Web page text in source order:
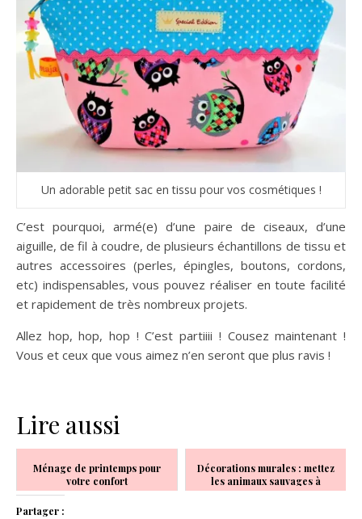
Un adorable petit sac en tissu pour vos cosmétiques !
C’est pourquoi, armé(e) d’une paire de ciseaux, d’une
aiguille, de fil à coudre, de plusieurs échantillons de tissu et
autres accessoires (perles, épingles, boutons, cordons,
etc) indispensables, vous pouvez réaliser en toute facilité
et rapidement de très nombreux projets.
Allez hop, hop, hop ! C’est partiiii ! Cousez maintenant !
Vous et ceux que vous aimez n’en seront que plus ravis !
Lire aussi
Ménage de printemps pour
votre confort
Décorations murales : mettez
les animaux sauvages à
l'honneur !
Partager :